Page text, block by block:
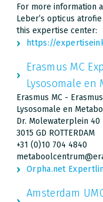
For more information
Leber’s opticus
this expertise center:
https://
Erasmus MC
Lysosomale en
Erasmus MC -
Lysosomale en
Dr. Molewaterplein 40
3015 GD ROTTERDAM
+31 (0)10 704 4840
Orpha.net
Amsterdam